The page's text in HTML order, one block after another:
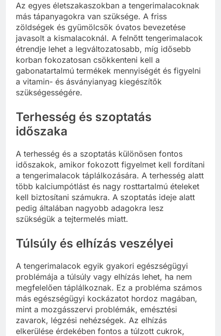
Az egyes életszakaszokban a tengerimalacoknak
más tápanyagokra van szüksége. A friss
zöldségek és gyümölcsök óvatos bevezetése
javasolt a kismalacoknál. A felnőtt tengerimalacok
étrendje lehet a legváltozatosabb, míg idősebb
korban fokozatosan csökkenteni kell a
gabonatartalmú termékek mennyiségét és figyelni
a vitamin- és ásványianyag kiegészítők
szükségességére.
Terhesség és szoptatás
időszaka
A terhesség és a szoptatás különösen fontos
időszakok, amikor fokozott figyelmet kell fordítani
a tengerimalacok táplálkozására. A terhesség alatt
több kalciumpótlást és nagy rosttartalmú ételeket
kell biztosítani számukra. A szoptatás ideje alatt
pedig általában nagyobb adagokra lesz
szükségük a tejtermelés miatt.
Túlsúly és elhízás veszélyei
A tengerimalacok egyik gyakori egészségügyi
problémája a túlsúly vagy elhízás lehet, ha nem
megfelelően táplálkoznak. Ez a probléma számos
más egészségügyi kockázatot hordoz magában,
mint a mozgásszervi problémák, emésztési
zavarok, légzési nehézségek. Az elhízás
elkerülése érdekében fontos a túlzott cukrok,